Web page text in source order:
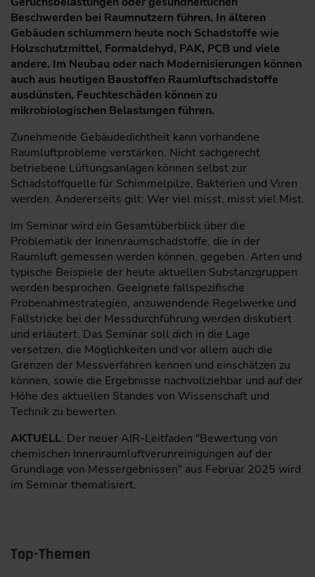
Beschwerden bei Raumnutzern führen. In älteren
Gebäuden schlummern heute noch Schadstoffe wie
Holzschutzmittel, Formaldehyd, PAK, PCB und viele
andere. Im Neubau oder nach Modernisierungen können
auch aus heutigen Baustoffen Raumluftschadstoffe
ausdünsten, Feuchteschäden können zu
mikrobiologischen Belastungen führen.
Zunehmende Gebäudedichtheit kann vorhandene
Raumluftprobleme verstärken. Nicht sachgerecht
betriebene Lüftungsanlagen können selbst zur
Schadstoffquelle für Schimmelpilze, Bakterien und Viren
werden. Andererseits gilt: Wer viel misst, misst viel Mist.
Im Seminar wird ein Gesamtüberblick über die
Problematik der Innenraumschadstoffe, die in der
Raumluft gemessen werden können, gegeben. Arten und
typische Beispiele der heute aktuellen Substanzgruppen
werden besprochen. Geeignete fallspezifische
Probenahmestrategien, anzuwendende Regelwerke und
Fallstricke bei der Messdurchführung werden diskutiert
und erläutert. Das Seminar soll dich in die Lage
versetzen, die Möglichkeiten und vor allem auch die
Grenzen der Messverfahren kennen und einschätzen zu
können, sowie die Ergebnisse nachvollziehbar und auf der
Höhe des aktuellen Standes von Wissenschaft und
Technik zu bewerten.
AKTUELL: Der neuer AIR-Leitfaden "Bewertung von
chemischen Innenraumluftverunreinigungen auf der
Grundlage von Messergebnissen" aus Februar 2025 wird
im Seminar thematisiert.
Top-Themen